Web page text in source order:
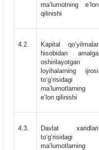
maʼlumotning eʼlon
qilinishi
4.2.
Kapital qo‘yilmalar
hisobidan amalga
oshirilayotgan
loyihalarning ijrosi
to‘g‘risidagi
maʼlumotlarning
eʼlon qilinishi
4.3.
Davlat xaridlari
to‘g‘risidagi
maʼlumotlarning